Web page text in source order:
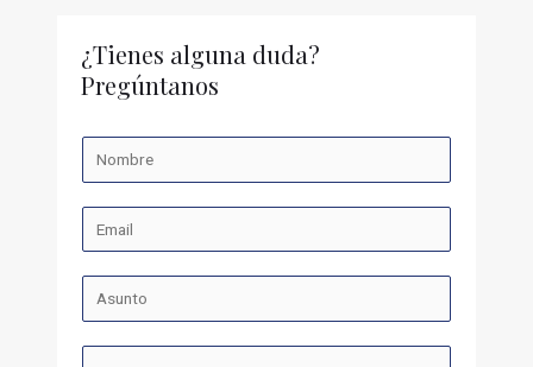
¿Tienes alguna duda?
Pregúntanos